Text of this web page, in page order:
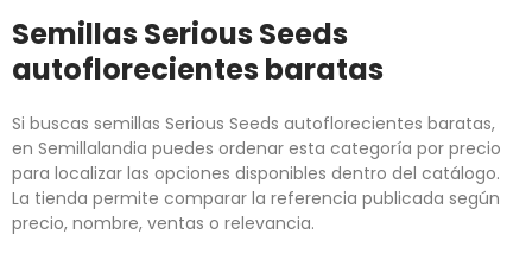
Semillas Serious Seeds
autoflorecientes baratas
Si buscas semillas Serious Seeds autoflorecientes baratas,
en Semillalandia puedes ordenar esta categoría por precio
para localizar las opciones disponibles dentro del catálogo.
La tienda permite comparar la referencia publicada según
precio, nombre, ventas o relevancia.